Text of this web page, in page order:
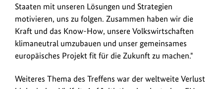
Staaten mit unseren Lösungen und Strategien
motivieren, uns zu folgen. Zusammen haben wir die
Kraft und das Know-How, unsere Volkswirtschaften
klimaneutral umzubauen und unser gemeinsames
europäisches Projekt fit für die Zukunft zu machen."
Weiteres Thema des Treffens war der weltweite Verlust